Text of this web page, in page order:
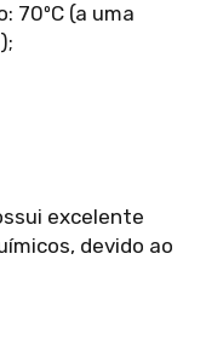
70ºC (a uma
excelente
devido ao